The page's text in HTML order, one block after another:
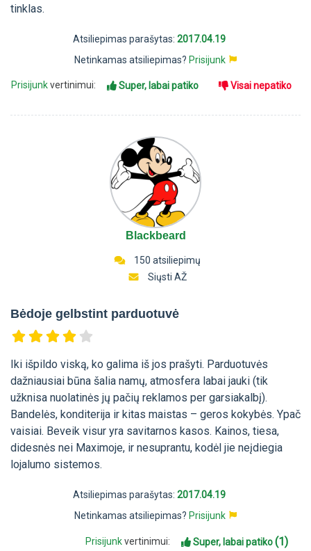
tinklas.
Atsiliepimas parašytas: 2017.04.19
Netinkamas atsiliepimas? Prisijunk
Prisijunkvertinimui: Super, labai patiko Visai nepatiko
Blackbeard
150 atsiliepimų
Siųsti AŽ
Bėdoje gelbstint parduotuvė
Iki išpildo viską, ko galima iš jos prašyti. Parduotuvės
dažniausiai būna šalia namų, atmosfera labai jauki (tik
užknisa nuolatinės jų pačių reklamos per garsiakalbį).
Bandelės, konditerija ir kitas maistas – geros kokybės. Ypač
vaisiai. Beveik visur yra savitarnos kasos. Kainos, tiesa,
didesnės nei Maximoje, ir nesuprantu, kodėl jie neįdiegia
lojalumo sistemos.
Atsiliepimas parašytas: 2017.04.19
Netinkamas atsiliepimas? Prisijunk
Prisijunkvertinimui: Super, labai patiko(1)